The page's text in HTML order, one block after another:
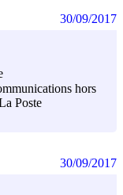
hors
Poste
30/09/2017
30/09/2017